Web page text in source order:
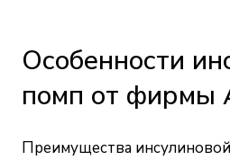
Особенности
помп от фирмы
Преимущества